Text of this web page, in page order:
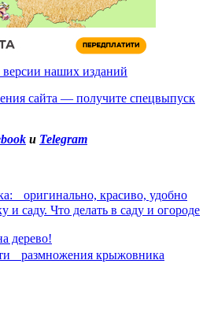
наших изданий
сайта — получите спецвыпуск
и Telegram
оригинально, красиво, удобно
и саду. Что делать в саду и огороде
дерево!
размножения крыжовника